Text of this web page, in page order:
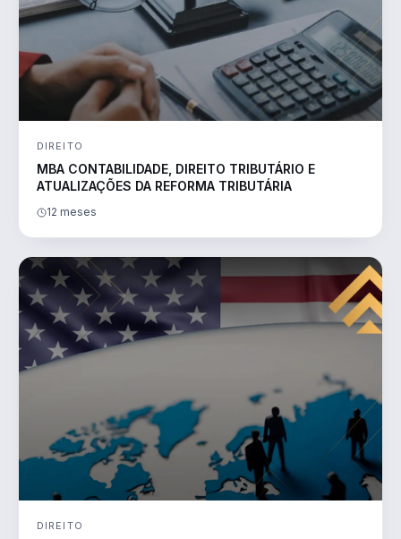
DIREITO
MBA CONTABILIDADE, DIREITO TRIBUTÁRIO E
ATUALIZAÇÕES DA REFORMA TRIBUTÁRIA
12 meses
DIREITO